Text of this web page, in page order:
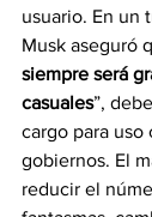
usuario. En un
Musk aseguró
siempre será
casuales”,
cargo para uso
gobiernos. El
reducir el